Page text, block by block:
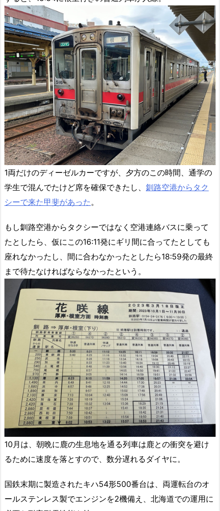
1両だけのディーゼルカーですが、夕方のこの時間、通学の
学生で混んでたけど席を確保できたし、 釧路空港からタク
シーで来た甲斐があった。
もし釧路空港からタクシーではなく空港連絡バスに乗って
たとしたら、仮にこの16:11発にギリ間に合ってたとしても
座れなかったし、間に合わなかったとしたら18:59発の最終
まで待たなければならなかったという。
10月は、朝晩に鹿の生息地を通る列車は鹿との衝突を避け
るために速度を落とすので、数分遅れるダイヤに。
国鉄末期に製造されたキハ54形500番台は、両運転台のオ
ールステンレス製でエンジンを2機備え、北海道での運用に